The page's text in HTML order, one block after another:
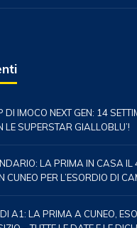
DI IMOCO NEXT GEN: 14
LE SUPERSTAR GIALLOBLU’!
LA PRIMA IN CASA IL
CUNEO PER L’ESORDIO DI
A1: LA PRIMA A CUNEO,